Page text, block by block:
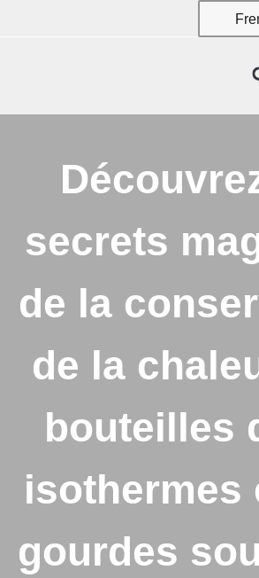
secrets
de la
de la
bouteilles
isothermes
gourdes